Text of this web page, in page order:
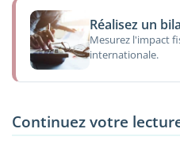
Réalisez un
Mesurez l'impact
internationale.
Continuez votre